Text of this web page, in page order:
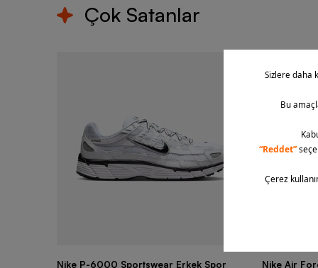
Çok Satanlar
Nike P-6000 Sportswear Erkek Spor Nike Air